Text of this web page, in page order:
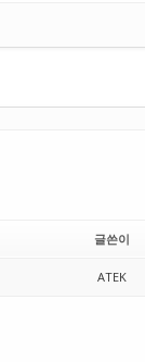
글쓴이
ATEK